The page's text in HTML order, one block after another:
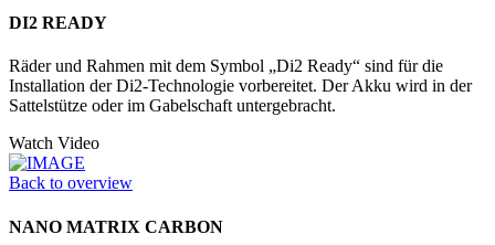
DI2 READY
Räder und Rahmen mit dem Symbol „Di2 Ready“ sind für die
Installation der Di2-Technologie vorbereitet. Der Akku wird in der
Sattelstütze oder im Ga­belschaft untergebracht.
Watch Video
Back to overview
NANO MATRIX CARBON